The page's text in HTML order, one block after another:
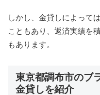
しかし、金貸しによって
こともあり、返済実績を
もあります。
東京都調布市のブ
金貸しを紹介